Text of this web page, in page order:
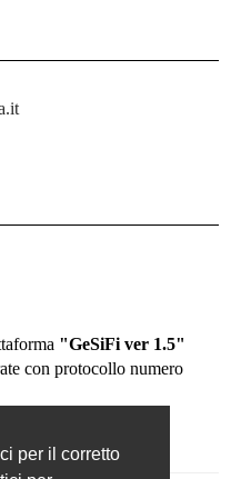
per il corretto
"GeSiFi ver 1.5"
con protocollo numero